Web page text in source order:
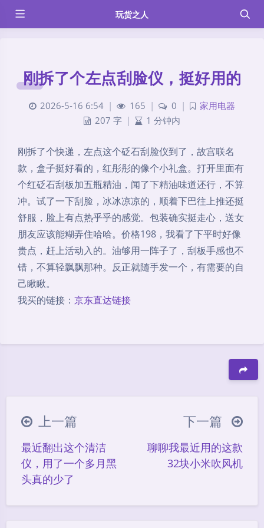
玩货之人
刚拆了个左点刮脸仪，挺好用的
2026-5-16 6:54 | 165 | 0 |
家用电器
207 字 | 1 分钟内
刚拆了个快递，左点这个砭石刮脸仪到了，故宫联名
款，盒子挺好看的，红彤彤的像个小礼盒。打开里面有
个红砭石刮板加五瓶精油，闻了下精油味道还行，不算
冲。试了一下刮脸，冰冰凉凉的，顺着下巴往上推还挺
舒服，脸上有点热乎乎的感觉。包装确实挺走心，送女
朋友应该能糊弄住哈哈。价格198，我看了下平时好像
贵点，赶上活动入的。油够用一阵子了，刮板手感也不
错，不算轻飘飘那种。反正就随手发一个，有需要的自
己瞅瞅。
我买的链接： 京东直达链接
上一篇
最近翻出这个清洁
仪，用了一个多月黑
头真的少了
下一篇
聊聊我最近用的这款
32块小米吹风机